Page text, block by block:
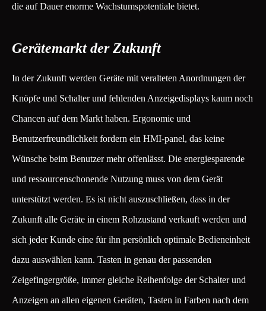
die auf Dauer enorme Wachstumspotentiale bietet.
Gerätemarkt der Zukunft
In der Zukunft werden Geräte mit veralteten Anordnungen der
Knöpfe und Schalter und fehlenden Anzeigedisplays kaum noch
Chancen auf dem Markt haben. Ergonomie und
Benutzerfreundlichkeit fordern ein HMI-panel, das keine
Wünsche beim Benutzer mehr offenlässt. Die energiesparende
und ressourcenschonende Nutzung muss von dem Gerät
unterstützt werden. Es ist nicht auszuschließen, dass in der
Zukunft alle Geräte in einem Rohzustand verkauft werden und
sich jeder Kunde eine für ihn persönlich optimale Bedieneinheit
dazu auswählen kann. Tasten in genau der passenden
Zeigefingergröße, immer gleiche Reihenfolge der Schalter und
Anzeigen an allen eigenen Geräten, Tasten in Farben nach dem